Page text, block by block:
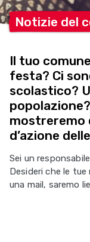
Notizie del
Il tuo
festa? Ci
scolastico?
mostreremo
d’azione
Sei un
Desideri che le
una mail, saremo